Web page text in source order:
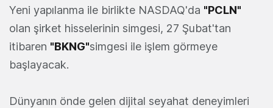
Yeni yapılanma ile birlikte NASDAQ'da "PCLN"
olan şirket hisselerinin simgesi, 27 Şubat'tan
itibaren "BKNG"simgesi ile işlem görmeye
başlayacak.
Dünyanın önde gelen dijital seyahat deneyimleri